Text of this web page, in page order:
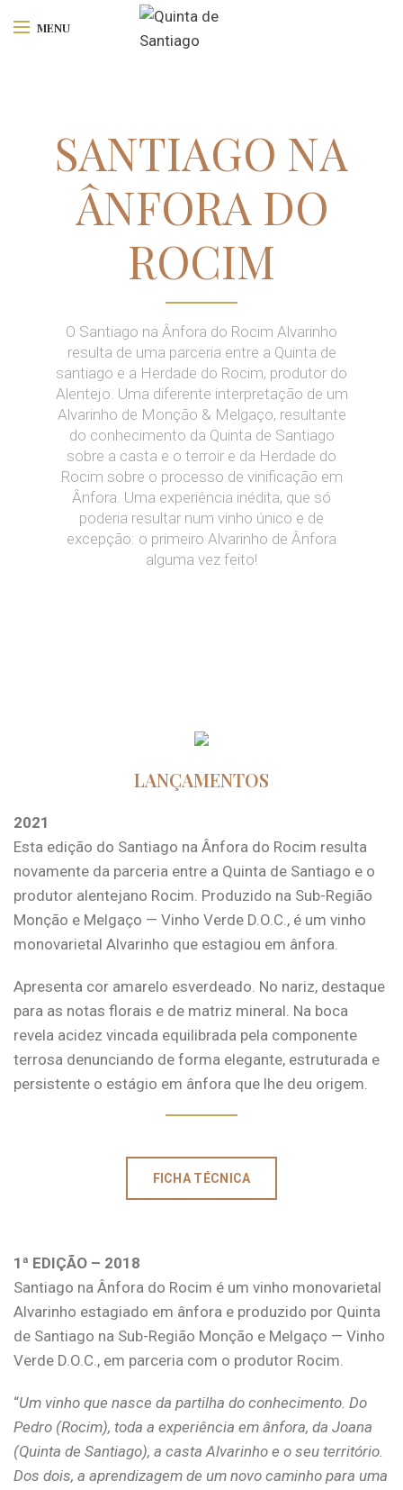
MENU
SANTIAGO NA
ÂNFORA DO
ROCIM
O Santiago na Ânfora do Rocim Alvarinho
resulta de uma parceria entre a Quinta de
santiago e a Herdade do Rocim, produtor do
Alentejo. Uma diferente interpretação de um
Alvarinho de Monção & Melgaço, resultante
do conhecimento da Quinta de Santiago
sobre a casta e o terroir e da Herdade do
Rocim sobre o processo de vinificação em
Ânfora. Uma experiência inédita, que só
poderia resultar num vinho único e de
excepção: o primeiro Alvarinho de Ânfora
alguma vez feito!
LANÇAMENTOS
2021
Esta edição do Santiago na Ânfora do Rocim resulta
novamente da parceria entre a Quinta de Santiago e o
produtor alentejano Rocim. Produzido na Sub-Região
Monção e Melgaço — Vinho Verde D.O.C., é um vinho
monovarietal Alvarinho que estagiou em ânfora.
Apresenta cor amarelo esverdeado. No nariz, destaque
para as notas florais e de matriz mineral. Na boca
revela acidez vincada equilibrada pela componente
terrosa denunciando de forma elegante, estruturada e
persistente o estágio em ânfora que lhe deu origem.
FICHA TÉCNICA
1ª EDIÇÃO – 2018
Santiago na Ânfora do Rocim é um vinho monovarietal
Alvarinho estagiado em ânfora e produzido por Quinta
de Santiago na Sub-Região Monção e Melgaço — Vinho
Verde D.O.C., em parceria com o produtor Rocim.
“Um vinho que nasce da partilha do conhecimento. Do
Pedro (Rocim), toda a experiência em ânfora, da Joana
(Quinta de Santiago), a casta Alvarinho e o seu território.
Dos dois, a aprendizagem de um novo caminho para uma